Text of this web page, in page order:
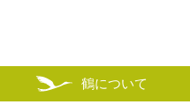
鶴について